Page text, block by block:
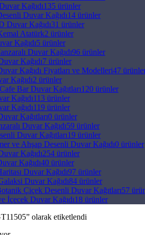
Kağıdı135 ürünler
Duvar Kağıdı14 ürünler
Duvar Kağıdı31 ürünler
Atatürk2 ürünler
Kağıdı5 ürünler
Duvar Kağıdı96 ürünler
Kağıdı7 ürünler
Kağıdı Fiyatları ve Modelleri47
Kağıdı2 ürünler
Bar Duvar Kağıtları120 ürünler
Kağıdı113 ürünler
Kağıdı119 ürünler
Kağıtları0 ürünler
Duvar Kağıdı59 ürünler
Duvar Kağıtları19 ürünler
ve Ahşap Desenli Duvar Kağıdı0 ürünler
Kağıdı254 ürünler
Kağıdı40 ürünler
Duvar Kağıdı97 ürünler
Duvar Kağıdı84 ürünler
Çiçek Desenli Duvar Kağıtları57
İçecek Duvar Kağıdı18 ürünler
olarak etiketlendi